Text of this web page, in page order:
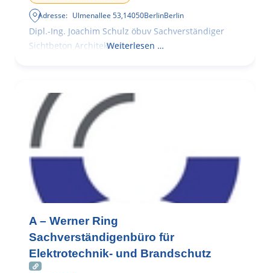
Adresse: Ulmenallee 53,14050BerlinBerlin
Dipl.-Ing. Joachim Schulz öbuv Sachverständiger
Sichtbeton Architekturbeton
Weiterlesen …
A – Werner Ring
Sachverständigenbüro für
Elektrotechnik- und Brandschutz